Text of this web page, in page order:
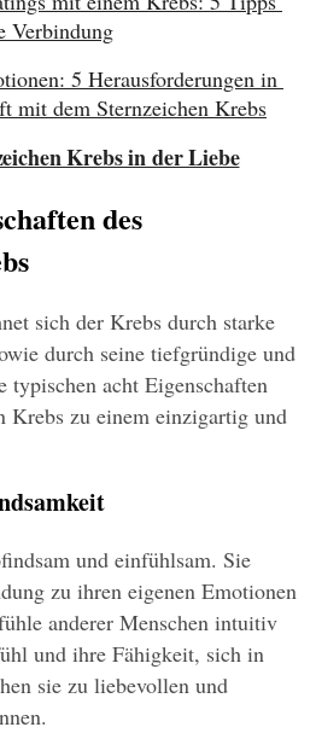
Verbindung
5 Herausforderungen in
mit dem Sternzeichen Krebs
Krebs in der Liebe
des
sich der Krebs durch starke
durch seine tiefgründige und
typischen acht Eigenschaften
Krebs zu einem einzigartig und
und einfühlsam. Sie
zu ihren eigenen Emotionen
anderer Menschen intuitiv
und ihre Fähigkeit, sich in
sie zu liebevollen und